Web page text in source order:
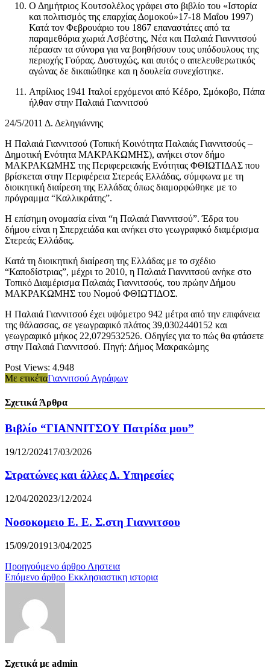
Ο Δημήτριος Κουτσολέλος γράφει στο βιβλίο του «Ιστορία
και πολιτισμός της επαρχίας Δομοκού»17-18 Μαΐου 1997)
Κατά τον Φεβρουάριο του 1867 επαναστάτες από τα
παραμεθόρια χωριά Ασβέστης, Νέα και Παλαιά Γιαννιτσού
πέρασαν τα σύνορα για να βοηθήσουν τους υπόδουλους της
περιοχής Γούρας. Δυστυχώς, και αυτός ο απελευθερωτικός
αγώνας δε δικαιώθηκε και η δουλεία συνεχίστηκε.
Απρίλιος 1941 Ιταλοί ερχόμενοι από Κέδρο, Σμόκοβο, Πάπα
ήλθαν στην Παλαιά Γιαννιτσού
24/5/2011 Δ. Δεληγιάννης
Η Παλαιά Γιαννιτσού (Τοπική Κοινότητα Παλαιάς Γιαννιτσούς –
Δημοτική Ενότητα ΜΑΚΡΑΚΩΜΗΣ), ανήκει στον δήμο
ΜΑΚΡΑΚΩΜΗΣ της Περιφερειακής Ενότητας ΦΘΙΩΤΙΔΑΣ που
βρίσκεται στην Περιφέρεια Στερεάς Ελλάδας, σύμφωνα με τη
διοικητική διαίρεση της Ελλάδας όπως διαμορφώθηκε με το
πρόγραμμα “Καλλικράτης”.
Η επίσημη ονομασία είναι “η Παλαιά Γιαννιτσού”. Έδρα του
δήμου είναι η Σπερχειάδα και ανήκει στο γεωγραφικό διαμέρισμα
Στερεάς Ελλάδας.
Κατά τη διοικητική διαίρεση της Ελλάδας με το σχέδιο
“Καποδίστριας”, μέχρι το 2010, η Παλαιά Γιαννιτσού ανήκε στο
Τοπικό Διαμέρισμα Παλαιάς Γιαννιτσούς, του πρώην Δήμου
ΜΑΚΡΑΚΩΜΗΣ του Νομού ΦΘΙΩΤΙΔΟΣ.
Η Παλαιά Γιαννιτσού έχει υψόμετρο 942 μέτρα από την επιφάνεια
της θάλασσας, σε γεωγραφικό πλάτος 39,0302440152 και
γεωγραφικό μήκος 22,0729532526. Οδηγίες για το πώς θα φτάσετε
στην Παλαιά Γιαννιτσού. Πηγή: Δήμος Μακρακώμης
Post Views: 4.948
Με ετικέταΓιαννιτσού Αγράφων
Σχετικά Άρθρα
Βιβλίο “ΓΙΑΝΝΙΤΣΟΥ Πατρίδα μου”
19/12/202417/03/2026
Στρατώνες και άλλες Δ. Υπηρεσίες
12/04/202023/12/2024
Νοσοκομειο Ε. Ε. Σ.στη Γιαννιτσου
15/09/201913/04/2025
Πλοήγηση
άρθρων
Προηγούμενο άρθρο Ληστεια
Επόμενο άρθρο Εκκλησιαστικη ιστορια
Σχετικά με admin